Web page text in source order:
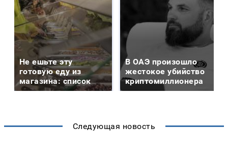
Не ешьте эту
готовую еду из
магазина: список
В ОАЭ произошло
жестокое убийство
криптомиллионера
Следующая новость